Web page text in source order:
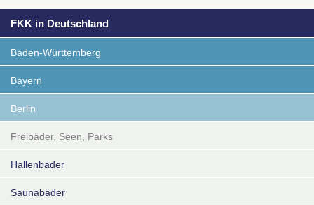
FKK in Deutschland
Baden-Württemberg
Bayern
Berlin
Freibäder, Seen, Parks
Hallenbäder
Saunabäder